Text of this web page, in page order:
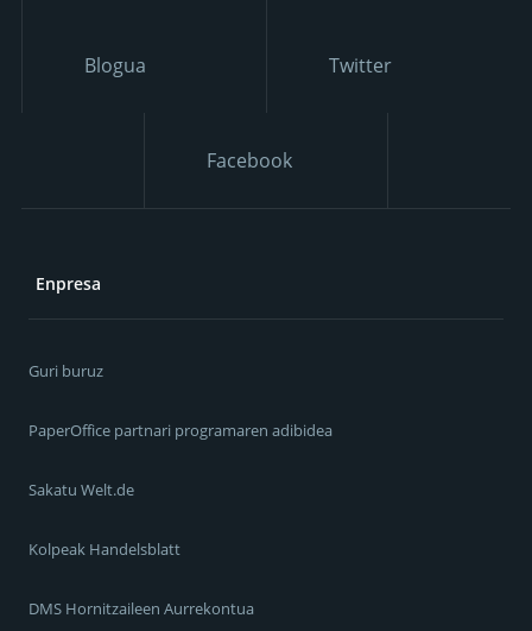
Blogua Twitter
Facebook
Enpresa
Guri buruz
PaperOffice partnari programaren adibidea
Sakatu Welt.de
Kolpeak Handelsblatt
DMS Hornitzaileen Aurrekontua